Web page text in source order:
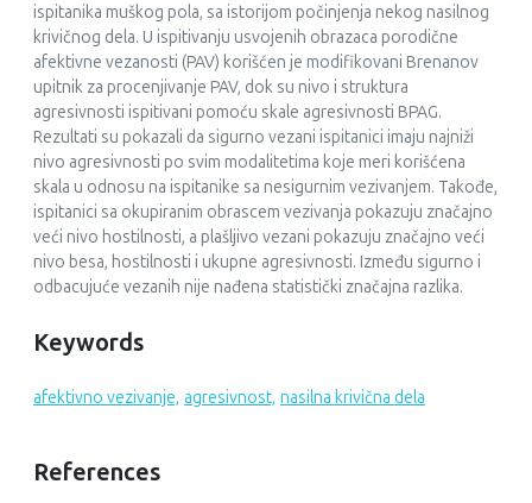
ispitanika muškog pola, sa istorijom počinjenja nekog nasilnog
krivičnog dela. U ispitivanju usvojenih obrazaca porodične
afektivne vezanosti (PAV) korišćen je modifikovani Brenanov
upitnik za procenjivanje PAV, dok su nivo i struktura
agresivnosti ispitivani pomoću skale agresivnosti BPAG.
Rezultati su pokazali da sigurno vezani ispitanici imaju najniži
nivo agresivnosti po svim modalitetima koje meri korišćena
skala u odnosu na ispitanike sa nesigurnim vezivanjem. Takođe,
ispitanici sa okupiranim obrascem vezivanja pokazuju značajno
veći nivo hostilnosti, a plašljivo vezani pokazuju značajno veći
nivo besa, hostilnosti i ukupne agresivnosti. Između sigurno i
odbacujuće vezanih nije nađena statistički značajna razlika.
Keywords
afektivno vezivanje, agresivnost, nasilna krivična dela
References